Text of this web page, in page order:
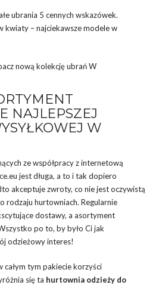
ubrania 5 cennych wskazówek.
kwiaty – najciekawsze modele w
nową kolekcję ubrań W
NAJLEPSZEJ
W
ze współpracy z internetową
jest długa, a to i tak dopiero
akceptuje zwroty, co nie jest oczywistą
rodzaju hurtowniach. Regularnie
dostawy, a asortyment
po to, by było Ci jak
odzieżowy interes!
całym tym pakiecie korzyści
się ta hurtownia odzieży do